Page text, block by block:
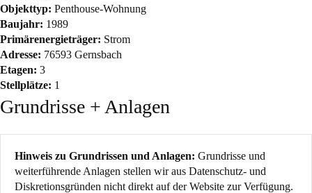
Objekttyp: Penthouse-Wohnung
Baujahr: 1989
Primärenergieträger: Strom
Adresse: 76593 Gernsbach
Etagen: 3
Stellplätze: 1
Grundrisse + Anlagen
Hinweis zu Grundrissen und Anlagen: Grundrisse und
weiterführende Anlagen stellen wir aus Datenschutz- und
Diskretionsgründen nicht direkt auf der Website zur Verfügung.